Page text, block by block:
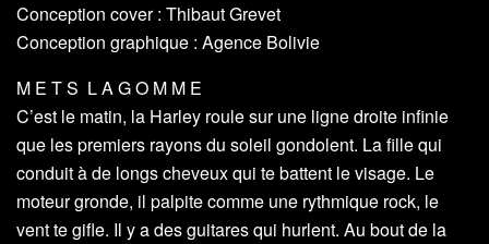
Conception cover : Thibaut Grevet
Conception graphique : Agence Bolivie
M E T S L A G O M M E
C’est le matin, la Harley roule sur une ligne droite infinie
que les premiers rayons du soleil gondolent. La fille qui
conduit à de longs cheveux qui te battent le visage. Le
moteur gronde, il palpite comme une rythmique rock, le
vent te gifle. Il y a des guitares qui hurlent. Au bout de la